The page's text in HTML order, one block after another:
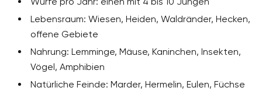
Lebensraum: Wiesen, Heiden, Waldränder, Hecken,
offene Gebiete
Nahrung: Lemminge, Mäuse, Kaninchen, Insekten,
Vögel, Amphibien
Natürliche Feinde: Marder, Hermelin, Eulen, Füchse